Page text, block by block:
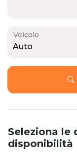
Veicolo
Auto
Seleziona le
disponibilità